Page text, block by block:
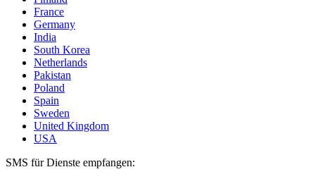
France
Germany
India
South Korea
Netherlands
Pakistan
Poland
Spain
Sweden
United Kingdom
USA
SMS für Dienste empfangen: